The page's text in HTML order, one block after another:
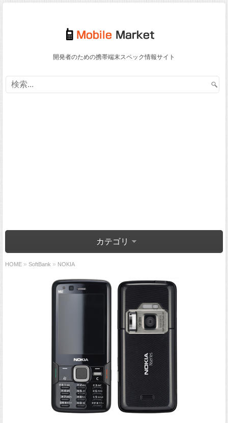
開発者のための携帯端末スペック情報サイト
カテゴリ
HOME » SoftBank » NOKIA